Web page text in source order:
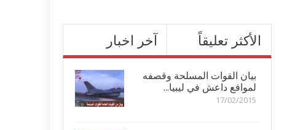
آخر اخبار الأكثر تعليقاً
بيان القوات المسلحة وقصفه
لمواقع داعش في ليبيا...
17/02/2015